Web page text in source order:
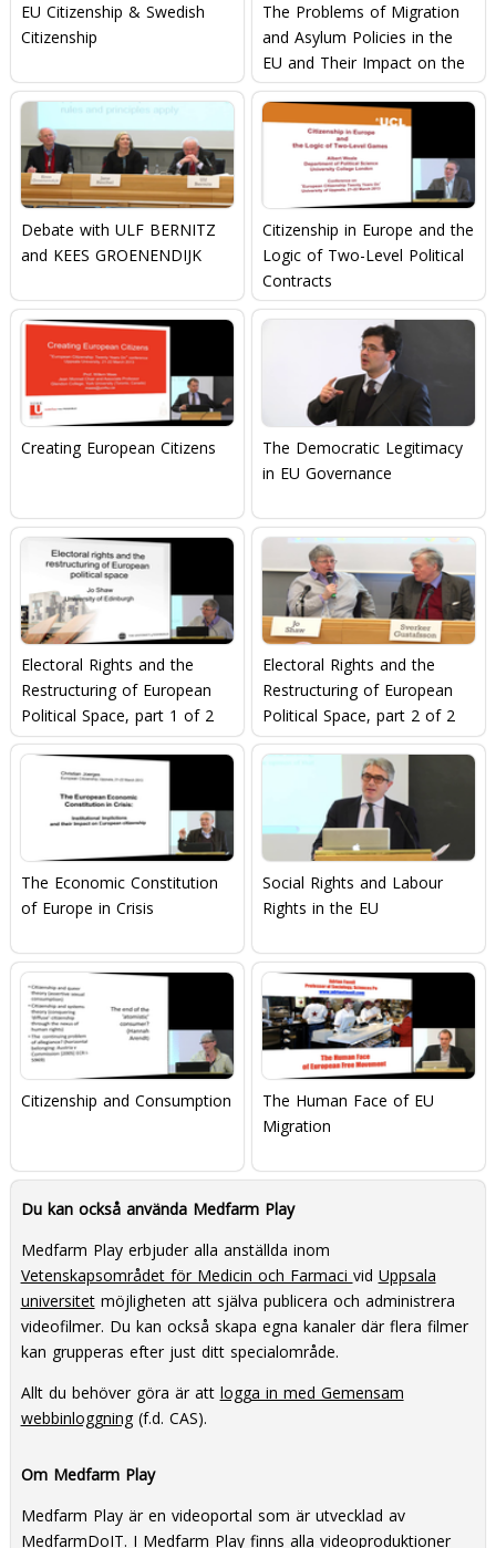
EU Citizenship & Swedish
Citizenship
The Problems of Migration
and Asylum Policies in the
EU and Their Impact on the
Concept of EU Citizenship
Debate with ULF BERNITZ
and KEES GROENENDIJK
Citizenship in Europe and the
Logic of Two-Level Political
Contracts
Creating European Citizens
The Democratic Legitimacy
in EU Governance
Electoral Rights and the
Restructuring of European
Political Space, part 1 of 2
Electoral Rights and the
Restructuring of European
Political Space, part 2 of 2
The Economic Constitution
of Europe in Crisis
Social Rights and Labour
Rights in the EU
Citizenship and Consumption
The Human Face of EU
Migration
Du kan också använda Medfarm Play
Medfarm Play erbjuder alla anställda inom
Vetenskapsområdet för Medicin och Farmaci vid Uppsala
universitetmöjligheten att själva publicera och administrera
videofilmer. Du kan också skapa egna kanaler där flera filmer
kan grupperas efter just ditt specialområde.
Allt du behöver göra är att logga in med Gemensam
webbinloggning(f.d. CAS).
Om Medfarm Play
Medfarm Play är en videoportal som är utvecklad av
MedfarmDoIT. I Medfarm Play finns alla videoproduktioner